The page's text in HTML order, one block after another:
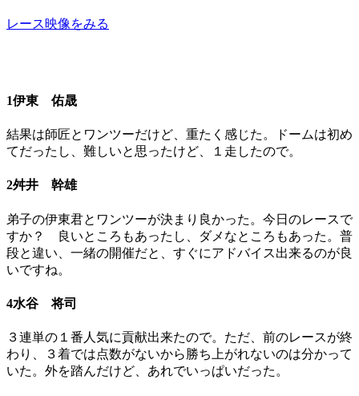
レース映像をみる
1伊東 佑晟
結果は師匠とワンツーだけど、重たく感じた。ドームは初め
てだったし、難しいと思ったけど、１走したので。
2舛井 幹雄
弟子の伊東君とワンツーが決まり良かった。今日のレースで
すか？ 良いところもあったし、ダメなところもあった。普
段と違い、一緒の開催だと、すぐにアドバイス出来るのが良
いですね。
4水谷 将司
３連単の１番人気に貢献出来たので。ただ、前のレースが終
わり、３着では点数がないから勝ち上がれないのは分かって
いた。外を踏んだけど、あれでいっぱいだった。